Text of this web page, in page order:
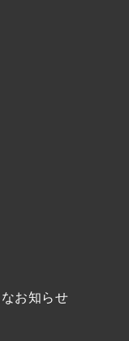
お知らせ